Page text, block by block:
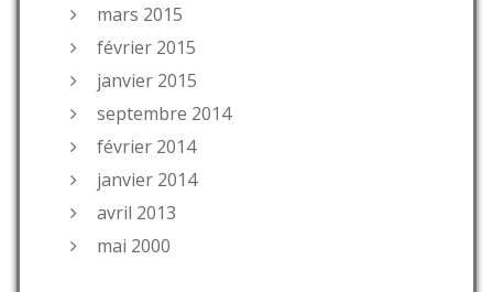
mars 2015
février 2015
janvier 2015
septembre 2014
février 2014
janvier 2014
avril 2013
mai 2000